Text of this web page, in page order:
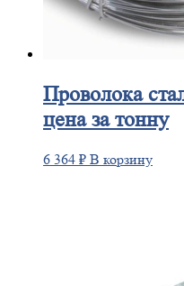
Проволока
цена за тонну
6 364 ₽ В корзину